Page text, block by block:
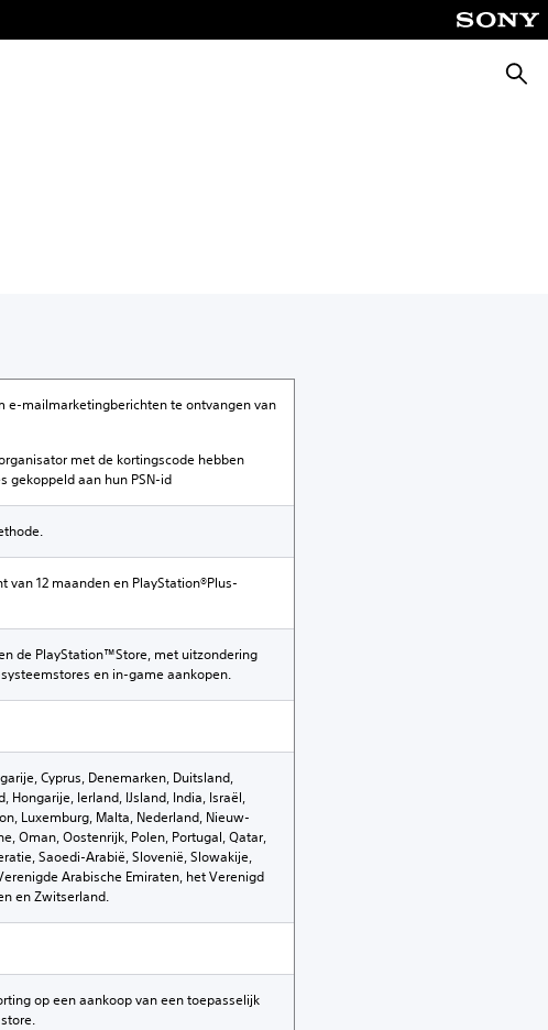
e-mailmarketingberichten te ontvangen van
met de kortingscode hebben
gekoppeld aan hun PSN-id
van 12 maanden en PlayStation®Plus-
de PlayStation™Store, met uitzondering
en in-game aankopen.
Cyprus, Denemarken, Duitsland,
Hongarije, Ierland, IJsland, India, Israël,
Luxemburg, Malta, Nederland, Nieuw-
Oman, Oostenrijk, Polen, Portugal, Qatar,
Saoedi-Arabië, Slovenië, Slowakije,
Arabische Emiraten, het Verenigd
en Zwitserland.
op een aankoop van een toepasselijk